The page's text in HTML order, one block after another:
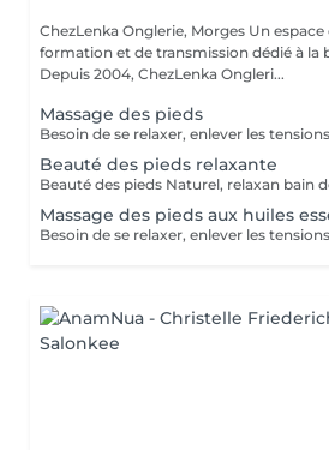
ChezLenka Onglerie, Morges Un espace de coworking, de
formation et de transmission dédié à la
Depuis 2004, ChezLenka Ongleri...
Massage des pieds
Beauté des pieds relaxante
Massage des pieds aux huiles
Besoin de se relaxer, enlever les